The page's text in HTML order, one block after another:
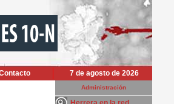
7 de agosto de 2026
Administración